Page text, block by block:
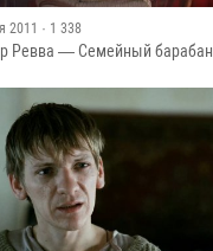
2011 · 1 338
Ревва — Семейный барабан